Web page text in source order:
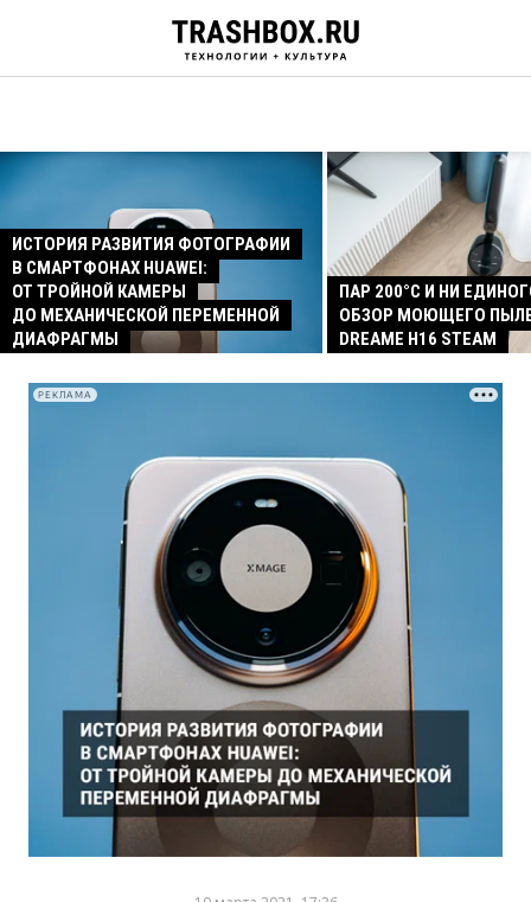
ИСТОРИЯ РАЗВИТИЯ ФОТОГРАФИИ
В СМАРТФОНАХ HUAWEI:
ОТ ТРОЙНОЙ КАМЕРЫ
ДО МЕХАНИЧЕСКОЙ ПЕРЕМЕННОЙ
ДИАФРАГМЫ
ПАР 200°C И НИ
ОБЗОР МОЮЩЕГО
DREAME H16 STEAM
РЕКЛАМА